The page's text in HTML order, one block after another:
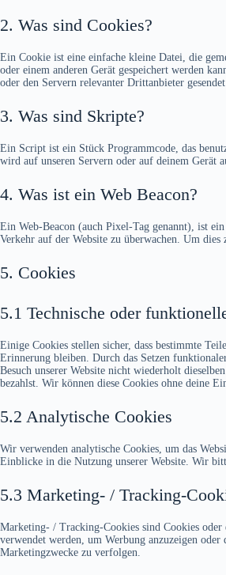
2. Was sind Cookies?
Ein Cookie ist eine einfache kleine Datei, die
oder einem anderen Gerät gespeichert werden
oder den Servern relevanter Drittanbieter
3. Was sind Skripte?
Ein Script ist ein Stück Programmcode, das
wird auf unseren Servern oder auf deinem Gerät
4. Was ist ein Web Beacon?
Ein Web-Beacon (auch Pixel-Tag genannt), ist
Verkehr auf der Website zu überwachen. Um
5. Cookies
5.1 Technische oder
Einige Cookies stellen sicher, dass bestimmte
Erinnerung bleiben. Durch das Setzen
Besuch unserer Website nicht wiederholt
bezahlst. Wir können diese Cookies ohne deine
5.2 Analytische Cookies
Wir verwenden analytische Cookies, um das
Einblicke in die Nutzung unserer Website. Wir
5.3 Marketing- / Tracking-
Marketing- / Tracking-Cookies sind Cookies
verwendet werden, um Werbung anzuzeigen
Marketingzwecke zu verfolgen.